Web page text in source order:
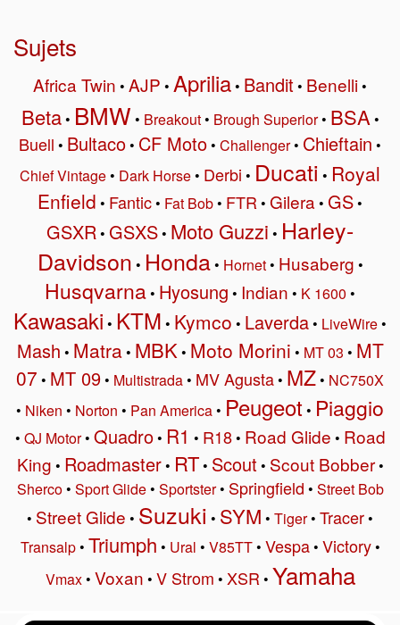
Sujets
Africa Twin • AJP • Aprilia• Bandit • Benelli•
Beta• BMW • Breakout• Brough Superior• BSA•
Buell • Bultaco• CF Moto• Challenger• Chieftain •
Chief Vintage• Dark Horse• Derbi • Ducati • Royal
Enfield • Fantic• Fat Bob• FTR • Gilera • GS•
GSXR• GSXS• Moto Guzzi • Harley-
Davidson • Honda• Hornet• Husaberg •
Husqvarna• Hyosung • Indian • K 1600 •
Kawasaki • KTM • Kymco • Laverda• LiveWire•
Mash • Matra• MBK• Moto Morini • MT 03 • MT
07 • MT 09• Multistrada• MV Agusta• MZ• NC750X
• Niken • Norton • Pan America• Peugeot • Piaggio
• QJ Motor• Quadro• R1 • R18• Road Glide • Road
King • Roadmaster• RT• Scout • Scout Bobber•
Sherco• Sport Glide• Sportster• Springfield • Street Bob
• Street Glide • Suzuki • SYM • Tiger• Tracer•
Transalp• Triumph • Ural • V85TT• Vespa• Victory•
Vmax• Voxan • V Strom • XSR• Yamaha